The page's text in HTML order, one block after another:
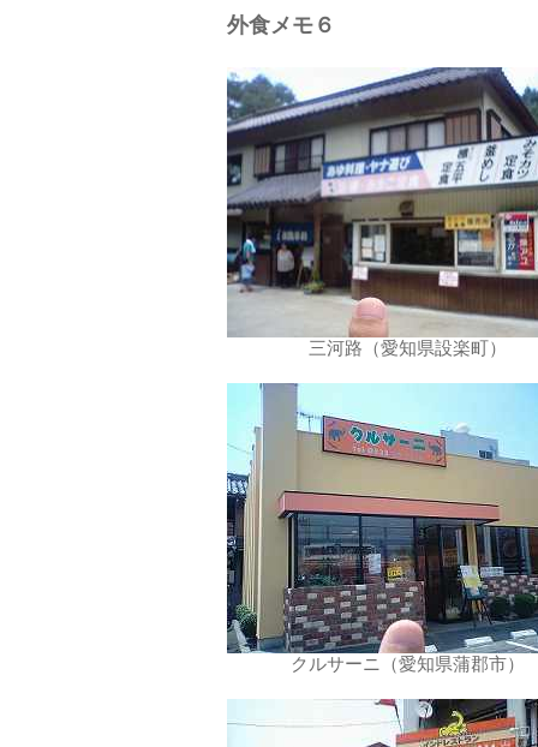
外食メモ６
三河路（愛知県設楽町）
クルサーニ（愛知県蒲郡市）